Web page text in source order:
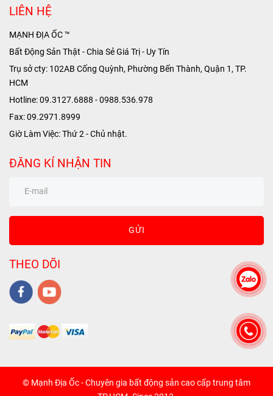
LIÊN HỆ
MẠNH ĐỊA ỐC ™
Bất Động Sản Thật - Chia Sẻ Giá Trị - Uy Tín
Trụ sở cty: 102AB Cống Quỳnh, Phường Bến Thành, Quận 1, TP.
HCM
Hotline: 09.3127.6888 - 0988.536.978
Fax: 09.2971.8999
Giờ Làm Việc: Thứ 2 - Chủ nhật.
ĐĂNG KÍ NHẬN TIN
GỬI
THEO DÕI
© Mạnh Địa Ốc - Chuyên gia bất động sản cao cấp trung tâm